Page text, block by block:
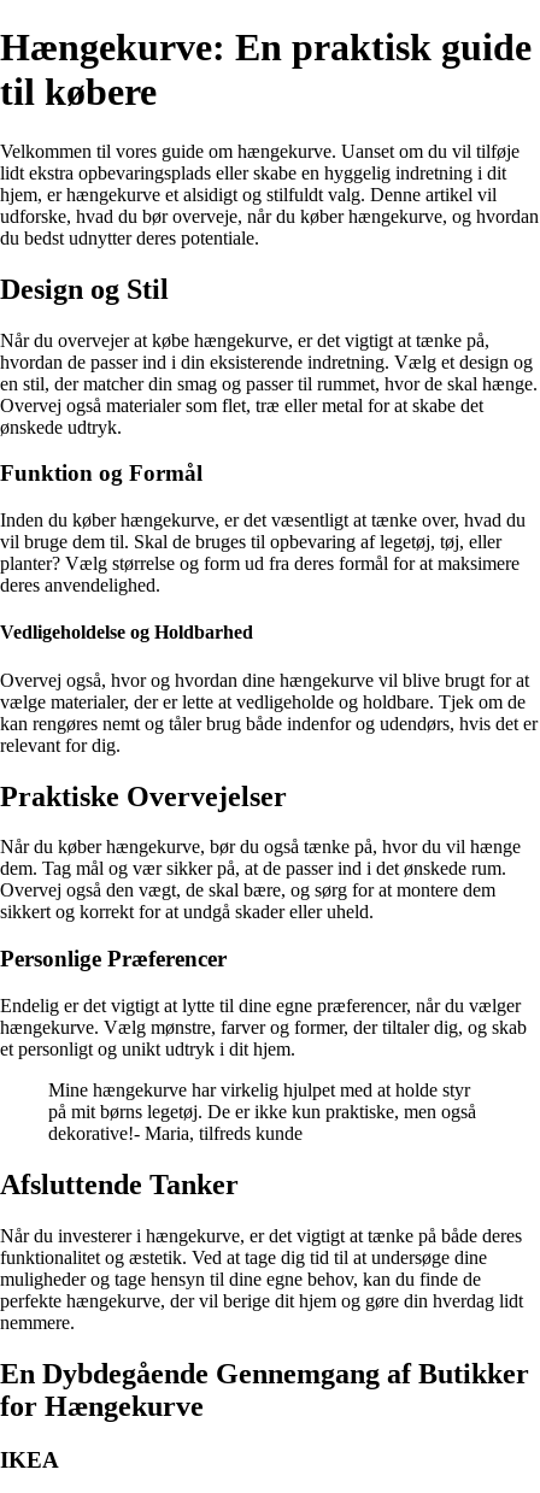
Hængekurve: En praktisk guide
til købere
Velkommen til vores guide om hængekurve. Uanset om du vil tilføje
lidt ekstra opbevaringsplads eller skabe en hyggelig indretning i dit
hjem, er hængekurve et alsidigt og stilfuldt valg. Denne artikel vil
udforske, hvad du bør overveje, når du køber hængekurve, og hvordan
du bedst udnytter deres potentiale.
Design og Stil
Når du overvejer at købe hængekurve, er det vigtigt at tænke på,
hvordan de passer ind i din eksisterende indretning. Vælg et design og
en stil, der matcher din smag og passer til rummet, hvor de skal hænge.
Overvej også materialer som flet, træ eller metal for at skabe det
ønskede udtryk.
Funktion og Formål
Inden du køber hængekurve, er det væsentligt at tænke over, hvad du
vil bruge dem til. Skal de bruges til opbevaring af legetøj, tøj, eller
planter? Vælg størrelse og form ud fra deres formål for at maksimere
deres anvendelighed.
Vedligeholdelse og Holdbarhed
Overvej også, hvor og hvordan dine hængekurve vil blive brugt for at
vælge materialer, der er lette at vedligeholde og holdbare. Tjek om de
kan rengøres nemt og tåler brug både indenfor og udendørs, hvis det er
relevant for dig.
Praktiske Overvejelser
Når du køber hængekurve, bør du også tænke på, hvor du vil hænge
dem. Tag mål og vær sikker på, at de passer ind i det ønskede rum.
Overvej også den vægt, de skal bære, og sørg for at montere dem
sikkert og korrekt for at undgå skader eller uheld.
Personlige Præferencer
Endelig er det vigtigt at lytte til dine egne præferencer, når du vælger
hængekurve. Vælg mønstre, farver og former, der tiltaler dig, og skab
et personligt og unikt udtryk i dit hjem.
Mine hængekurve har virkelig hjulpet med at holde styr
på mit børns legetøj. De er ikke kun praktiske, men også
dekorative!- Maria, tilfreds kunde
Afsluttende Tanker
Når du investerer i hængekurve, er det vigtigt at tænke på både deres
funktionalitet og æstetik. Ved at tage dig tid til at undersøge dine
muligheder og tage hensyn til dine egne behov, kan du finde de
perfekte hængekurve, der vil berige dit hjem og gøre din hverdag lidt
nemmere.
En Dybdegående Gennemgang af Butikker
for Hængekurve
IKEA